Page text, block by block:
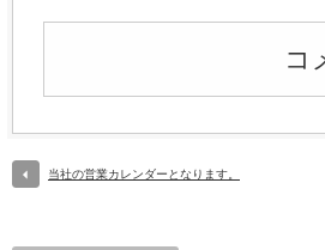
コ
当社の営業カレンダーとなります。